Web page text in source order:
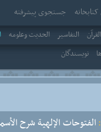
جستجوی پیشرفته
التفاسير الحديث وعلومه
نویسندگان
الفتوحات الإلهية شرح